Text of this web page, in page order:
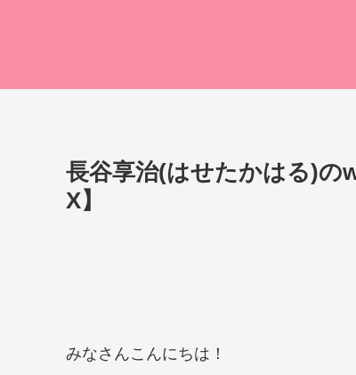
長谷享治(はせたかはる)の
X】
みなさんこんにちは！